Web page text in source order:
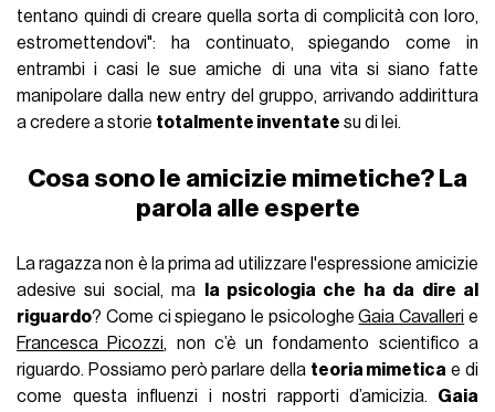
tentano quindi di creare quella sorta di complicità con loro,
estromettendovi": ha continuato, spiegando come in
entrambi i casi le sue amiche di una vita si siano fatte
manipolare dalla new entry del gruppo, arrivando addirittura
a credere a storie totalmente inventate su di lei.
Cosa sono le amicizie mimetiche? La
parola alle esperte
La ragazza non è la prima ad utilizzare l'espressione amicizie
adesive sui social, ma
la psicologia che ha da dire al
riguardo? Come ci spiegano le psicologheGaia Cavalleri e
Francesca Picozzi, non c’è un fondamento scientifico a
riguardo. Possiamo però parlare della teoria mimetica e di
come questa influenzi i nostri rapporti d’amicizia. Gaia